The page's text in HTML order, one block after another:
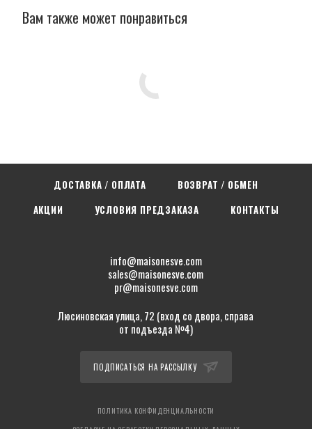
Вам также может понравиться
ДОСТАВКА / ОПЛАТА
ВОЗВРАТ / ОБМЕН
АКЦИИ
УСЛОВИЯ ПРЕДЗАКАЗА КОНТАКТЫ
info@maisonesve.com
sales@maisonesve.com
pr@maisonesve.com
Люсиновская улица, 72 (вход со двора, справа
от подъезда №4)
ПОДПИСАТЬСЯ НА РАССЫЛКУ
ПОЛИТИКА КОНФИДЕНЦИАЛЬНОСТИ